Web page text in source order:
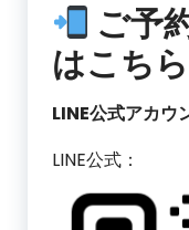
ご予
はこちら
LINE公式アカウ
LINE公式：